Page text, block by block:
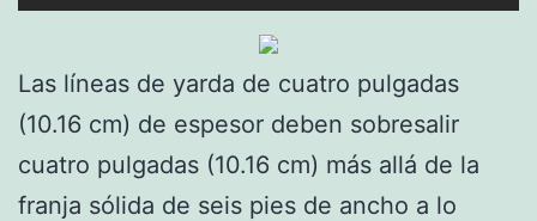
Las líneas de yarda de cuatro pulgadas
(10.16 cm) de espesor deben sobresalir
cuatro pulgadas (10.16 cm) más allá de la
franja sólida de seis pies de ancho a lo